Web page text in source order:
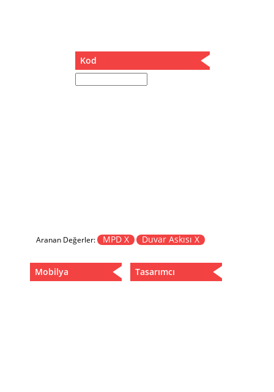
Separatör
Kod
Aranan Değerler: MPD X Duvar Askısı X
Mobilya Tasarımcı